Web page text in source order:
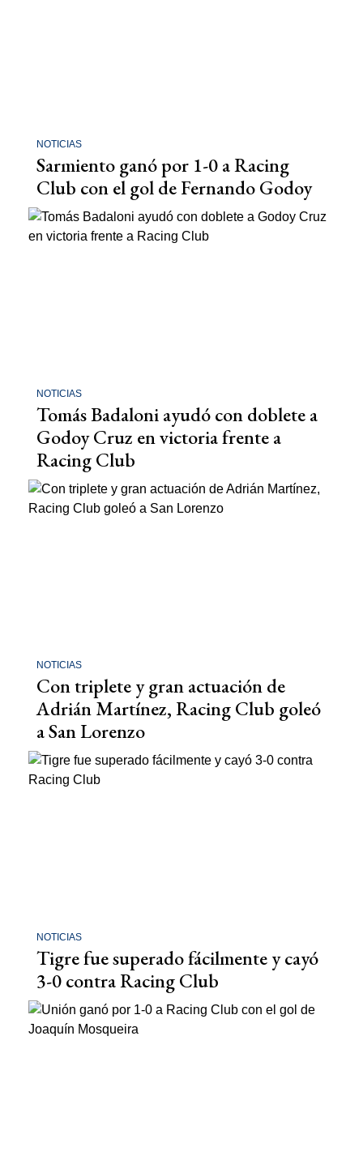
NOTICIAS
Sarmiento ganó por 1-0 a Racing
Club con el gol de Fernando Godoy
NOTICIAS
Tomás Badaloni ayudó con doblete a
Godoy Cruz en victoria frente a
Racing Club
NOTICIAS
Con triplete y gran actuación de
Adrián Martínez, Racing Club goleó
a San Lorenzo
NOTICIAS
Tigre fue superado fácilmente y cayó
3-0 contra Racing Club